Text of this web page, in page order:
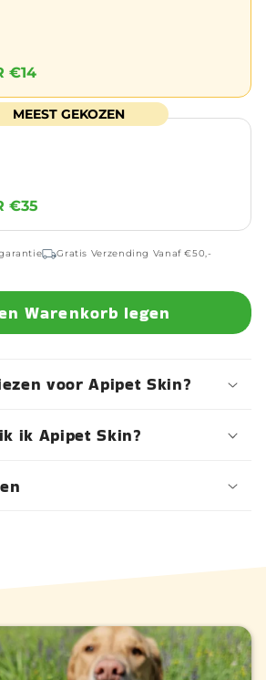
€14
€35
MEEST GEKOZEN
Gratis Verzending Vanaf €50,-
Warenkorb legen
voor Apipet Skin?
ik Apipet Skin?